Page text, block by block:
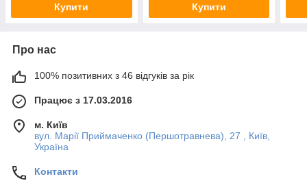
Купити Купити
Про нас
100% позитивних з 46 відгуків за рік
Працює з 17.03.2016
м. Київ
вул. Марії Приймаченко (Першотравнева), 27 , Київ,
Україна
Контакти